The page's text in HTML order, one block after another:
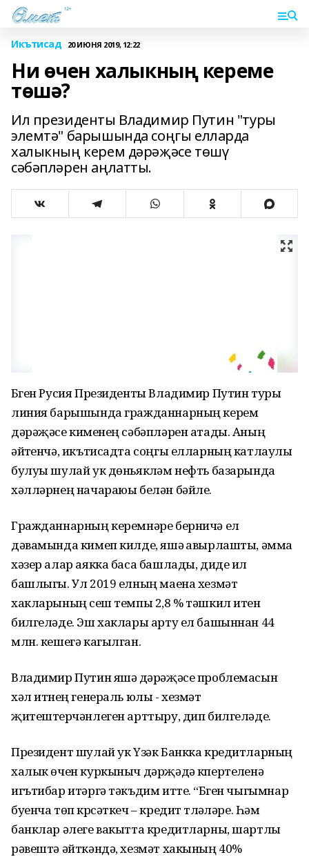
Икътисад 20 ИЮНЯ 2019, 12:22
Ни өчен халыкның кереме
төшә?
Ил президенты Владимир Путин "туры
элемтә" барышында соңгы елларда
халыкның керем дәрәҗәсе төшү
сәбәпләрен аңлатты.
Бүген Русия Президенты Владимир Путин туры
линия барышында гражданнарның керем
дәрәҗәсе кимүенең сәбәпләрен атады. Аның
әйтүенчә, икътисадта соңгы елларның катлаулы
булуы шулай ук дөньякүләм нефть базарында
хәлләрнең начараюы белән бәйле.
Гражданнарның керемнәре берничә ел
дәвамында кимеп килде, яшәү авырлашты, әмма
хәзер алар аякка баса башлады, диде ил
башлыгы. Ул 2019 елның маена хезмәт
хакларының үсеш темпы 2,8 % тәшкил итүен
билгеләде. Эш хаклары арту ел башыннан 44
млн. кешегә кагылган.
Владимир Путин яшәү дәрәҗәсе проблемасын
хәл итүнең генераль юлы - хезмәт
җитештерүчәнлеген арттыру, дип билгеләде.
Президент шулай ук Үзәк Банкка кредитларның
халык өчен куркыныч дәрҗәдә күпертелүенә
игътибар итәргә тәкъдим итте. “Бүген чыгымнар
буенча төп күрсәткеч – кредит түләүләре. Һәм
банклар әлеге вакытта кредитларны, шартлы
рәвештә әйткәндә, хезмәт хакының 40%